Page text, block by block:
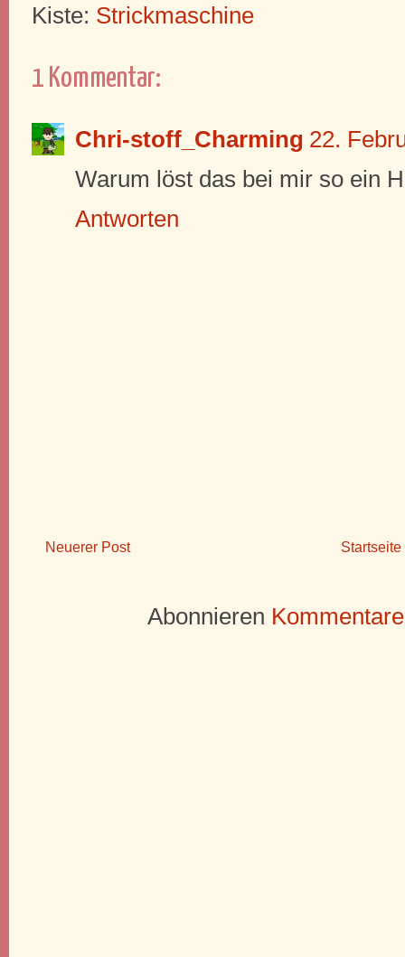
Kiste: Strickmaschine
1 Kommentar:
Chri-stoff_Charming 22.
Warum löst das bei mir so ein
Antworten
Neuerer Post Startseite
Abonnieren